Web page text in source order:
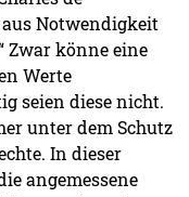
Notwendigkeit
Zwar könne eine
Werte
seien diese nicht.
unter dem Schutz
In dieser
angemessene